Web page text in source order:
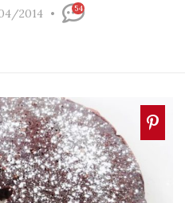
2014 54